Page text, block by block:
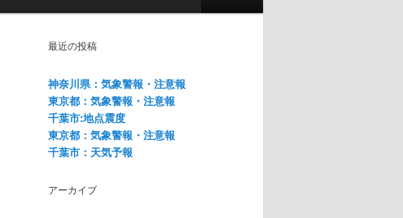
最近の投稿
神奈川県：気象警報・注意報
東京都：気象警報・注意報
千葉市:地点震度
東京都：気象警報・注意報
千葉市：天気予報
アーカイブ